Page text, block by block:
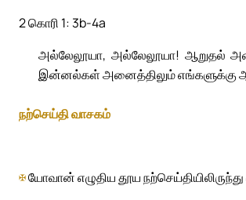
2 கொரி 1: 3b-4a
அல்லேலூயா, அல்லேலூயா! ஆறுதல்
இன்னல்கள் அனைத்திலும் எங்களுக்கு
நற்செய்தி வாசகம்
✠யோவான் எழுதிய தூய நற்செய்தியிலிருந்து